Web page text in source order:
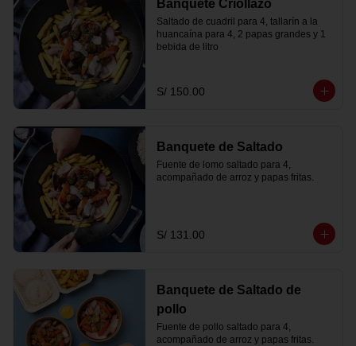
Banquete Criollazo
Saltado de cuadril para 4, tallarín a la
huancaína para 4, 2 papas grandes y 1
bebida de litro
S/ 150.00
Banquete de Saltado
Fuente de lomo saltado para 4,
acompañado de arroz y papas fritas.
S/ 131.00
Banquete de Saltado de
pollo
Fuente de pollo saltado para 4,
acompañado de arroz y papas fritas.